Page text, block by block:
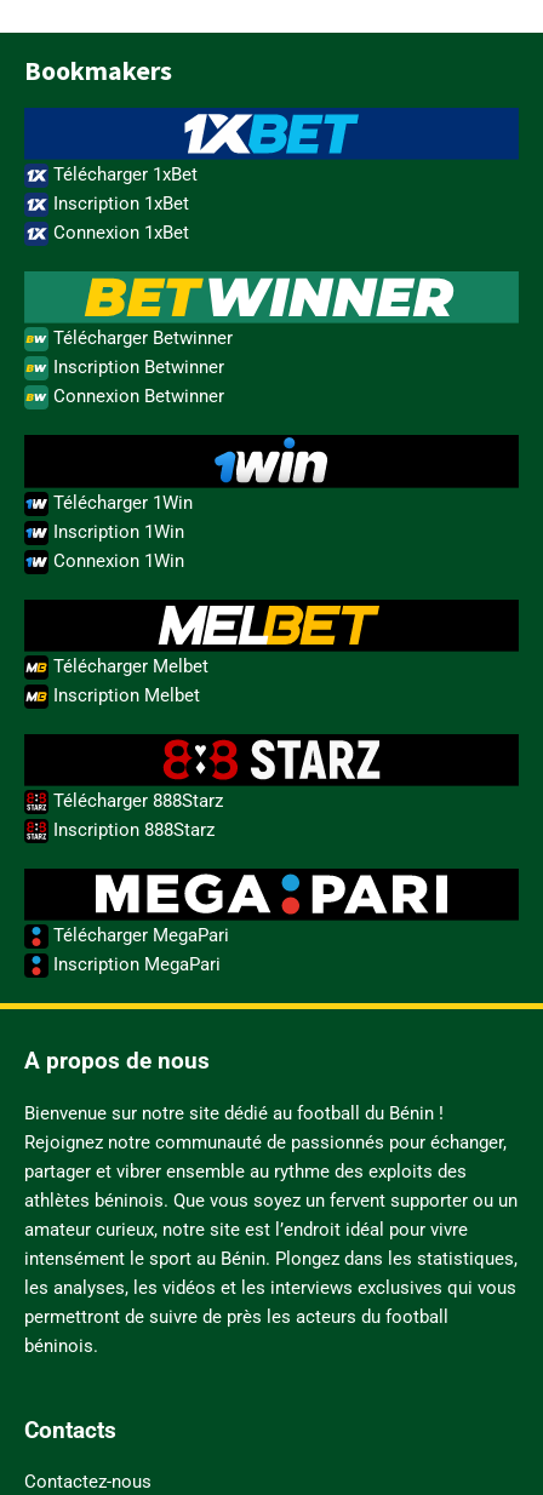
Bookmakers
Télécharger 1xBet
Inscription 1xBet
Connexion 1xBet
Télécharger Betwinner
Inscription Betwinner
Connexion Betwinner
Télécharger 1Win
Inscription 1Win
Connexion 1Win
Télécharger Melbet
Inscription Melbet
Télécharger 888Starz
Inscription 888Starz
Télécharger MegaPari
Inscription MegaPari
A propos de nous
Bienvenue sur notre site dédié au football du Bénin !
Rejoignez notre communauté de passionnés pour échanger,
partager et vibrer ensemble au rythme des exploits des
athlètes béninois. Que vous soyez un fervent supporter ou un
amateur curieux, notre site est l’endroit idéal pour vivre
intensément le sport au Bénin. Plongez dans les statistiques,
les analyses, les vidéos et les interviews exclusives qui vous
permettront de suivre de près les acteurs du football
béninois.
Contacts
Contactez-nous